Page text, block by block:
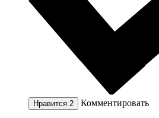
Нравится 2 Комментировать